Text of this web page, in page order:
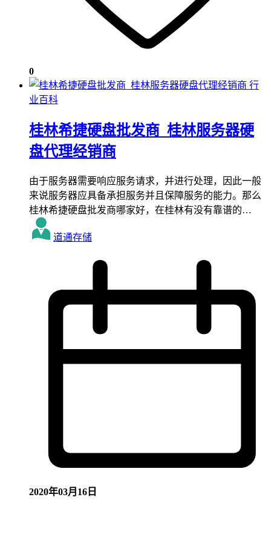
0
行
业百科
桂林希捷硬盘批发商_桂林服务器硬
盘代理经销商
由于服务器需要响应服务请求，并进行处理，因此一般
来说服务器应具备承担服务并且保障服务的能力。那么
桂林希捷硬盘批发商哪家好，在桂林有没有靠谱的…
道通存储
2020年03月16日